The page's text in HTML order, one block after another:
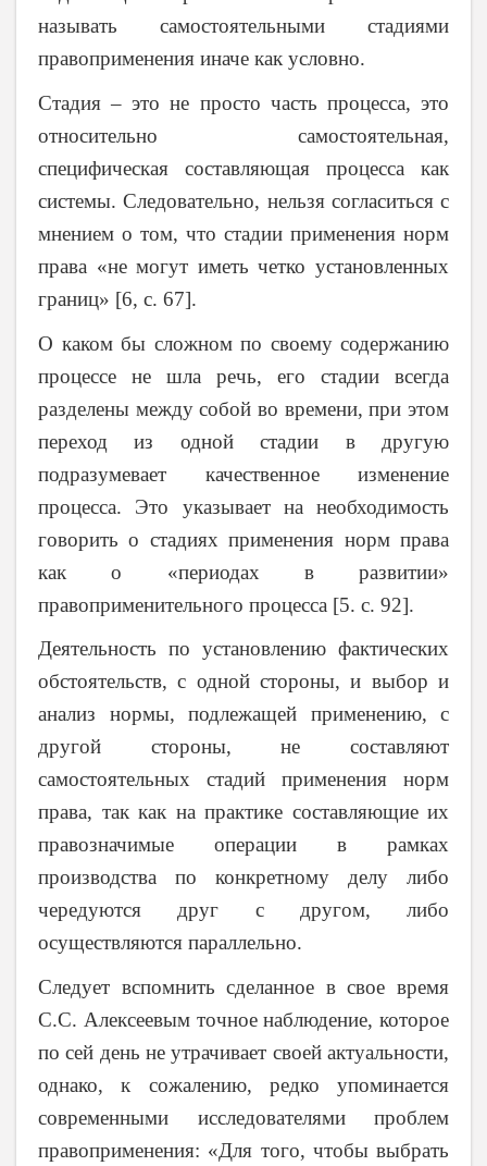
называть самостоятельными стадиями
правоприменения иначе как условно.
Стадия – это не просто часть процесса, это
относительно самостоятельная,
специфическая составляющая процесса как
системы. Следовательно, нельзя согласиться с
мнением о том, что стадии применения норм
права «не могут иметь четко установленных
границ» [6, c. 67].
О каком бы сложном по своему содержанию
процессе не шла речь, его стадии всегда
разделены между собой во времени, при этом
переход из одной стадии в другую
подразумевает качественное изменение
процесса. Это указывает на необходимость
говорить о стадиях применения норм права
как о «периодах в развитии»
правоприменительного процесса [5. c. 92].
Деятельность по установлению фактических
обстоятельств, с одной стороны, и выбор и
анализ нормы, подлежащей применению, с
другой стороны, не составляют
самостоятельных стадий применения норм
права, так как на практике составляющие их
правозначимые операции в рамках
производства по конкретному делу либо
чередуются друг с другом, либо
осуществляются параллельно.
Следует вспомнить сделанное в свое время
С.С. Алексеевым точное наблюдение, которое
по сей день не утрачивает своей актуальности,
однако, к сожалению, редко упоминается
современными исследователями проблем
правоприменения: «Для того, чтобы выбрать